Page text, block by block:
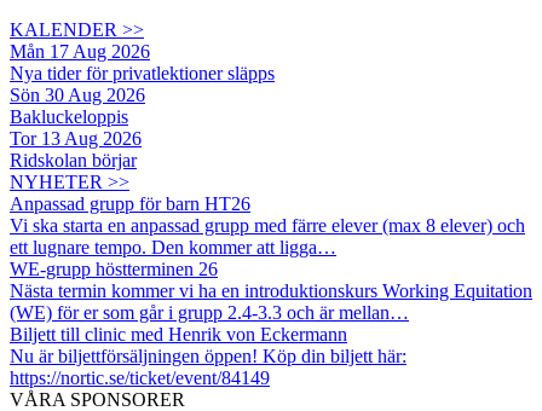
KALENDER >>
Mån 17 Aug 2026
Nya tider för privatlektioner släpps
Sön 30 Aug 2026
Bakluckeloppis
Tor 13 Aug 2026
Ridskolan börjar
NYHETER >>
Anpassad grupp för barn HT26
Vi ska starta en anpassad grupp med färre elever (max 8 elever) och
ett lugnare tempo. Den kommer att ligga…
WE-grupp höstterminen 26
Nästa termin kommer vi ha en introduktionskurs Working Equitation
(WE) för er som går i grupp 2.4-3.3 och är mellan…
Biljett till clinic med Henrik von Eckermann
Nu är biljettförsäljningen öppen! Köp din biljett här:
https://nortic.se/ticket/event/84149
VÅRA SPONSORER